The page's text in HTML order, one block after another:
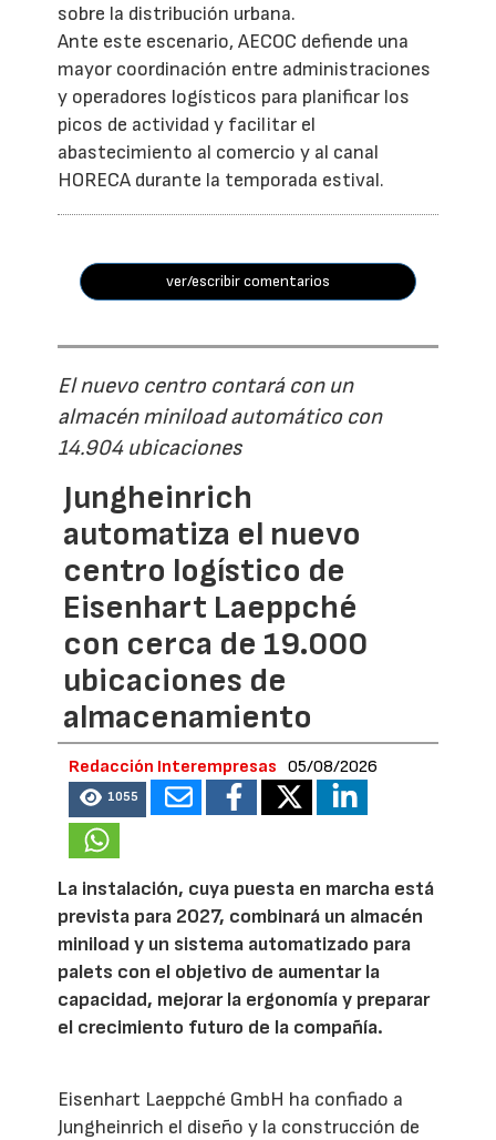
sobre la distribución urbana.
Ante este escenario, AECOC defiende una
mayor coordinación entre administraciones
y operadores logísticos para planificar los
picos de actividad y facilitar el
abastecimiento al comercio y al canal
HORECA durante la temporada estival.
ver/escribir comentarios
El nuevo centro contará con un
almacén miniload automático con
14.904 ubicaciones
Jungheinrich
automatiza el nuevo
centro logístico de
Eisenhart Laeppché
con cerca de 19.000
ubicaciones de
almacenamiento
Redacción Interempresas 05/08/2026
1055
La instalación, cuya puesta en marcha está
prevista para 2027, combinará un almacén
miniload y un sistema automatizado para
palets con el objetivo de aumentar la
capacidad, mejorar la ergonomía y preparar
el crecimiento futuro de la compañía.
Eisenhart Laeppché GmbH ha confiado a
Jungheinrich el diseño y la construcción de